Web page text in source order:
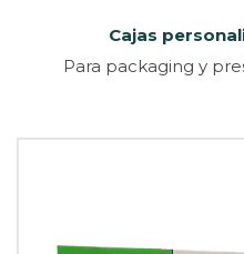
Cajas
Para packaging y